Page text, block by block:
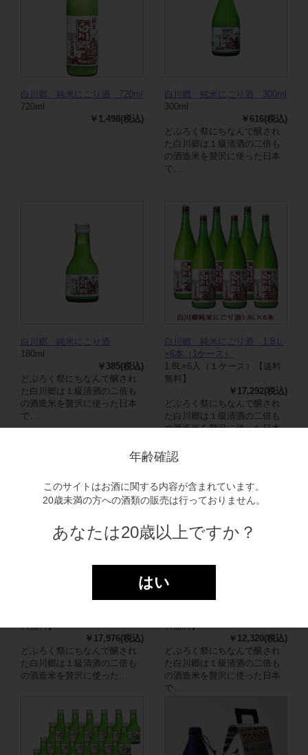
年齢確認
このサイトはお酒に関する内容が含まれています。
20歳未満の方への酒類の販売は行っておりません。
あなたは20歳以上ですか？
はい
白川郷 純米にごり酒 720ml
720ml
￥1,498(税込)
白川郷 純米にごり酒 300ml
300ml
￥616(税込)
どぶろく祭にちなんで醸され
た白川郷は１級清酒の二倍も
の酒造米を贅沢に使った日本
で…
白川郷 純米にごり酒
180ml
￥385(税込)
どぶろく祭にちなんで醸され
た白川郷は１級清酒の二倍も
の酒造米を贅沢に使った日本
で…
白川郷 純米にごり酒 1.8Ｌ
×6本（1ケース）
1.8L×6入（１ケース）【送料
無料】
￥17,292(税込)
どぶろく祭にちなんで醸され
た白川郷は１級清酒の二倍も
の酒造米を贅沢に使った日本
720ml×12本入（1ケース）
料無料】
￥17,976(税込)
どぶろく祭にちなんで醸され
た白川郷は１級清酒の二倍も
の酒造米を贅沢に使った…
白川郷 純米にごり酒
300ml×20本（1ケース）
料無料】
￥12,320(税込)
どぶろく祭にちなんで醸され
た白川郷は１級清酒の二倍も
の酒造米を贅沢に使った日本
で…